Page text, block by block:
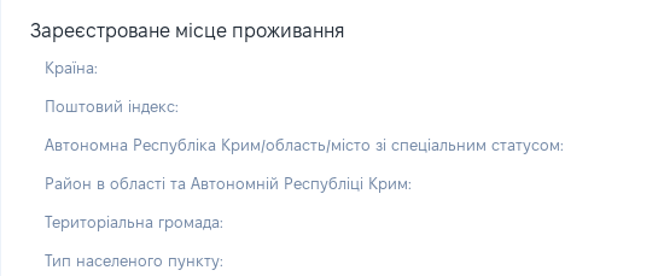
Зареєстроване місце проживання
Країна:
Поштовий індекс:
Автономна Республіка Крим/область/місто зі спеціальним статусом:
Район в області та Автономній Республіці Крим:
Територіальна громада:
Тип населеного пункту: